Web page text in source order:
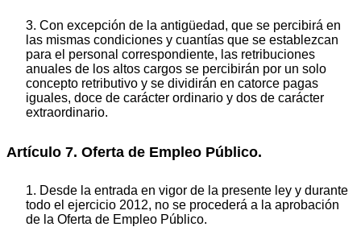
3. Con excepción de la antigüedad, que se percibirá en
las mismas condiciones y cuantías que se establezcan
para el personal correspondiente, las retribuciones
anuales de los altos cargos se percibirán por un solo
concepto retributivo y se dividirán en catorce pagas
iguales, doce de carácter ordinario y dos de carácter
extraordinario.
Artículo 7. Oferta de Empleo Público.
1. Desde la entrada en vigor de la presente ley y durante
todo el ejercicio 2012, no se procederá a la aprobación
de la Oferta de Empleo Público.